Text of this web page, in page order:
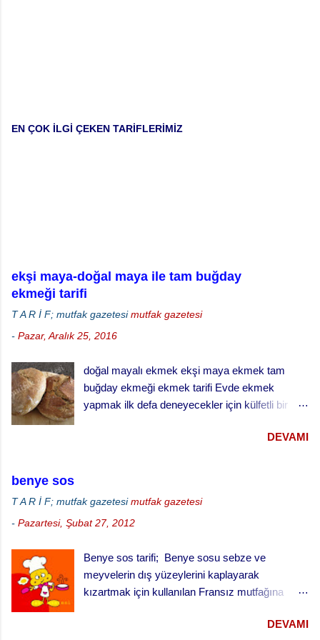
EN ÇOK İLGİ ÇEKEN TARİFLERİMİZ
ekşi maya-doğal maya ile tam buğday
ekmeği tarifi
T A R İ F; mutfak gazetesi mutfak gazetesi
- Pazar, Aralık 25, 2016
doğal mayalı ekmek ekşi maya ekmek tam
buğday ekmeği ekmek tarifi Evde ekmek
yapmak ilk defa deneyecekler için külfetli bir
ve aktif halde kalmasını sağlamak çok dikkat ve
çaba gerektiriyor. Hatta bizim evde ekşi maya
… besledin mi, gazını aldın mı gibi diyaloglar hiç
eksik olmuyor. Hatta uzun süreli gezilerde sırf
mayamız ölmesin canlı kalsın diye yanımızda
tam buğday ekmeği Bu aşamada bu lafları
DEVAMI
benye sos
T A R İ F; mutfak gazetesi mutfak gazetesi
- Pazartesi, Şubat 27, 2012
Benye sos tarifi; Benye sosu sebze ve
meyvelerin dış yüzeylerini kaplayarak
kızartmak için kullanılan Fransız mutfağına
olarak, sebze ve piliç kızartmaları için de tuzlu
DEVAMI